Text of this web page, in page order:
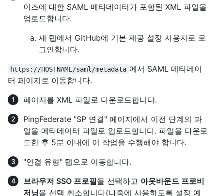
이즈에 대한 SAML 메타데이터가 포함된 XML 파일을
업로드합니다.
새 탭에서 GitHub에 기본 제공 설정 사용자로 로
그인합니다.
https://HOSTNAME/saml/metadata 에서 SAML 메타데이
터 페이지로 이동합니다.
페이지를 XML 파일로 다운로드합니다.
PingFederate "SP 연결" 페이지에서 이전 단계의 파
일을 메타데이터 파일로 업로드합니다. 파일을 다운로
드한 후 5분 이내에 이 작업을 수행해야 합니다.
"연결 유형" 탭으로 이동합니다.
브라우저 SSO 프로필을 선택하고 아웃바운드 프로비
저닝을 선택 취소합니다(나중에 사용하도록 설정 예